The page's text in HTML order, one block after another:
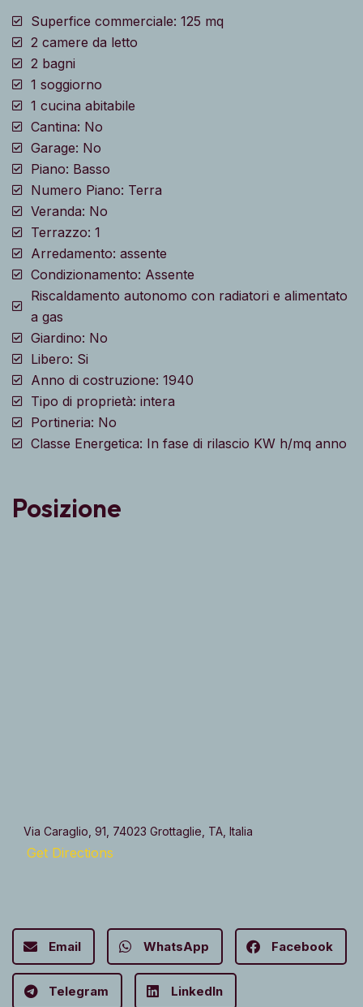
Superfice commerciale: 125 mq
2 camere da letto
2 bagni
1 soggiorno
1 cucina abitabile
Cantina: No
Garage: No
Piano: Basso
Numero Piano: Terra
Veranda: No
Terrazzo: 1
Arredamento: assente
Condizionamento: Assente
Riscaldamento autonomo con radiatori e alimentato
a gas
Giardino: No
Libero: Si
Anno di costruzione: 1940
Tipo di proprietà: intera
Portineria: No
Classe Energetica: In fase di rilascio KW h/mq anno
Posizione
Via Caraglio, 91, 74023 Grottaglie, TA, Italia
Get Directions
Email WhatsApp Facebook
Telegram LinkedIn